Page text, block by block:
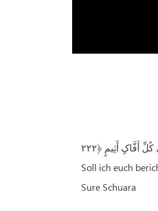
Soll ich euch
Sure Schuara